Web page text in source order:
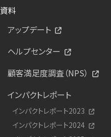
資料
アップデート
ヘルプセンター
顧客満足度調査（NPS）
インパクトレポート
インパクトレポート2023
インパクトレポート2024